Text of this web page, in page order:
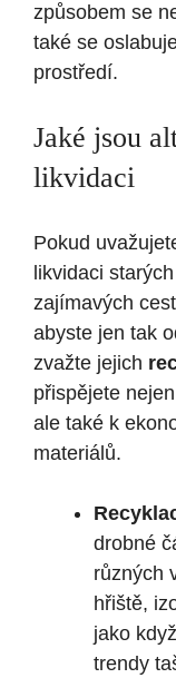
způsobem se
také se
prostředí.
Jaké jsou
likvidaci
Pokud
likvidaci
zajímavých
abyste jen tak
zvažte jejich
přispějete
ale také k
materiálů.
drobné
různých
hřiště,
jako
trendy